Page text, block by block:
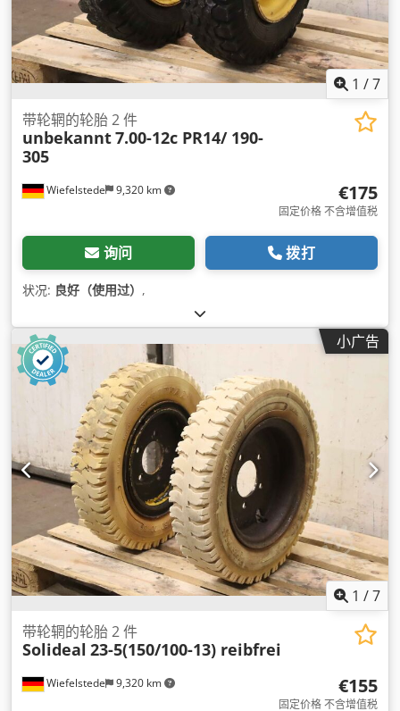
1 /7
Wiefelstede 9,320 km
带轮辋的轮胎 2 件
unbekannt7.00-12c PR14/ 190-
305
€175
固定价格 不含增值税
询问 拨打
状况: 良好（使用过） ,
小广告
1 /7
Wiefelstede 9,320 km
带轮辋的轮胎 2 件
Solideal 23-5(150/100-13) reibfrei
€155
固定价格 不含增值税